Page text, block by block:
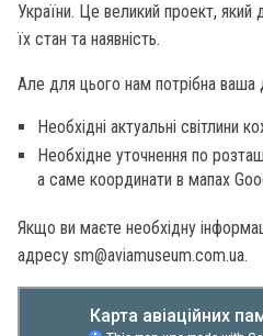
України. Це великий проект,
їх стан та наявність.
Але для цього нам потрібна ваша
Необхідні актуальні світлини
Необхідне уточнення по
а саме координати в мапах
Якщо ви маєте необхідну
адресу sm@aviamuseum.com.ua.